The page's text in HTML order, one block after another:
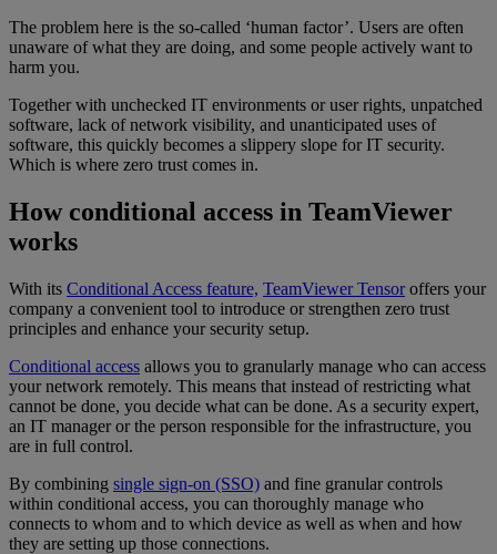
The problem here is the so-called ‘human factor’. Users are often
unaware of what they are doing, and some people actively want to
harm you.
Together with unchecked IT environments or user rights, unpatched
software, lack of network visibility, and unanticipated uses of
software, this quickly becomes a slippery slope for IT security.
Which is where zero trust comes in.
How conditional access in TeamViewer
works
With its Conditional Access feature, TeamViewer Tensoroffers your
company a convenient tool to introduce or strengthen zero trust
principles and enhance your security setup.
Conditional access allows you to granularly manage who can access
your network remotely. This means that instead of restricting what
cannot be done, you decide what can be done. As a security expert,
an IT manager or the person responsible for the infrastructure, you
are in full control.
By combining single sign-on (SSO) and fine granular controls
within conditional access, you can thoroughly manage who
connects to whom and to which device as well as when and how
they are setting up those connections.